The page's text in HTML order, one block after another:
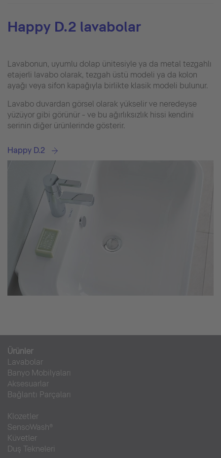
Happy D.2 lavabolar
Lavabonun, uyumlu dolap ünitesiyle ya da metal tezgahlı
etajerli lavabo olarak, tezgah üstü modeli ya da kolon
ayağı veya sifon kapağıyla birlikte klasik modeli bulunur.
Lavabo duvardan görsel olarak yükselir ve neredeyse
yüzüyor gibi görünür - ve bu ağırlıksızlık hissi kendini
serinin diğer ürünlerinde gösterir.
Happy D.2
Ürünler
Lavabolar
Banyo Mobilyaları
Aksesuarlar
Bağlantı Parçaları
Klozetler
SensoWash®
Küvetler
Duş Tekneleri